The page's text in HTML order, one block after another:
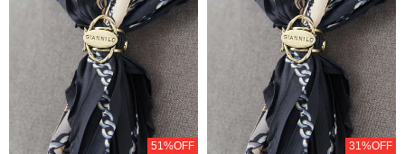
51%OFF 31%OFF